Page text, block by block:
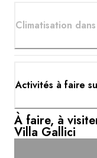
Climatisation
Activités à faire
À faire, à
Villa Gallici